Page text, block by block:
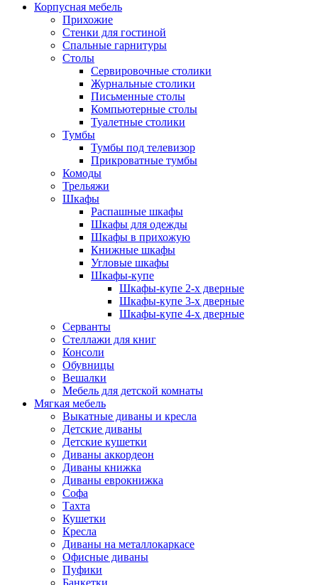
Корпусная мебель
Прихожие
Стенки для гостиной
Спальные гарнитуры
Столы
Сервировочные столики
Журнальные столики
Письменные столы
Компьютерные столы
Туалетные столики
Тумбы
Тумбы под телевизор
Прикроватные тумбы
Комоды
Трельяжи
Шкафы
Распашные шкафы
Шкафы для одежды
Шкафы в прихожую
Книжные шкафы
Угловые шкафы
Шкафы-купе
Шкафы-купе 2-x дверные
Шкафы-купе 3-х дверные
Шкафы-купе 4-х дверные
Серванты
Стеллажи для книг
Консоли
Обувницы
Вешалки
Мебель для детской комнаты
Мягкая мебель
Выкатные диваны и кресла
Детские диваны
Детские кушетки
Диваны аккордеон
Диваны книжка
Диваны еврокнижка
Софа
Тахта
Кушетки
Кресла
Диваны на металлокаркасе
Офисные диваны
Пуфики
Банкетки